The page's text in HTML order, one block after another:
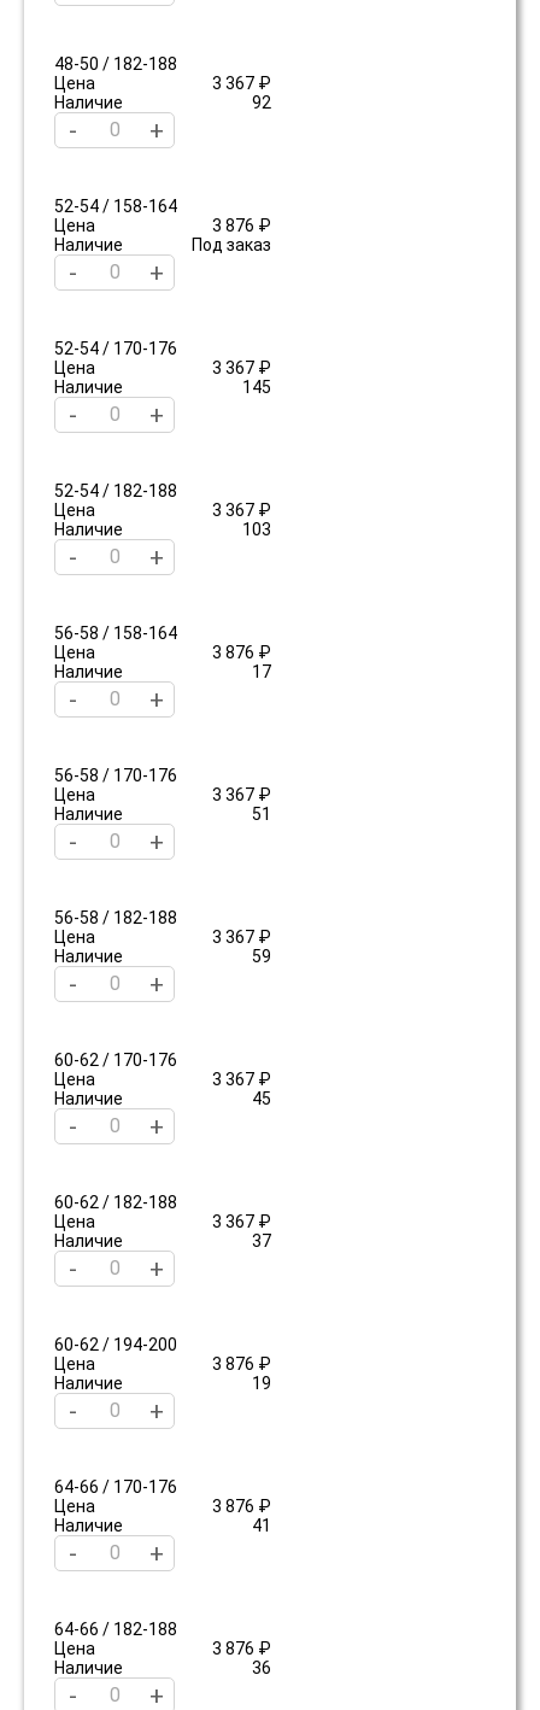
48-50 / 182-188
Цена
3 367 ₽
Наличие
92
- +
52-54 / 158-164
Цена
3 876 ₽
Наличие
Под заказ
- +
52-54 / 170-176
Цена
3 367 ₽
Наличие
145
- +
52-54 / 182-188
Цена
3 367 ₽
Наличие
103
- +
56-58 / 158-164
Цена
3 876 ₽
Наличие
17
- +
56-58 / 170-176
Цена
3 367 ₽
Наличие
51
- +
56-58 / 182-188
Цена
3 367 ₽
Наличие
59
- +
60-62 / 170-176
Цена
3 367 ₽
Наличие
45
- +
60-62 / 182-188
Цена
3 367 ₽
Наличие
37
- +
60-62 / 194-200
Цена
3 876 ₽
Наличие
19
- +
64-66 / 170-176
Цена
3 876 ₽
Наличие
41
- +
64-66 / 182-188
Цена
3 876 ₽
Наличие
36
- +